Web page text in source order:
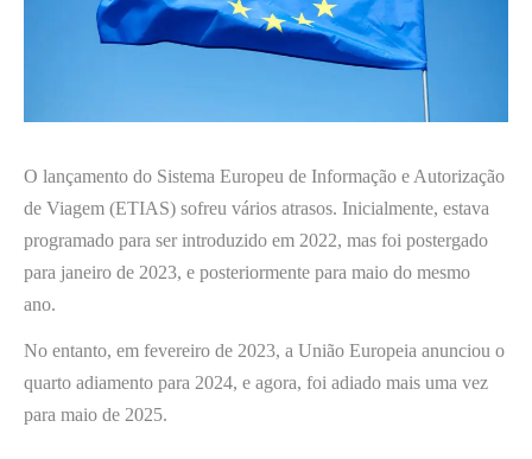
O lançamento do Sistema Europeu de Informação e Autorização
de Viagem (ETIAS) sofreu vários atrasos. Inicialmente, estava
programado para ser introduzido em 2022, mas foi postergado
para janeiro de 2023, e posteriormente para maio do mesmo
ano.
No entanto, em fevereiro de 2023, a União Europeia anunciou o
quarto adiamento para 2024, e agora, foi adiado mais uma vez
para maio de 2025.